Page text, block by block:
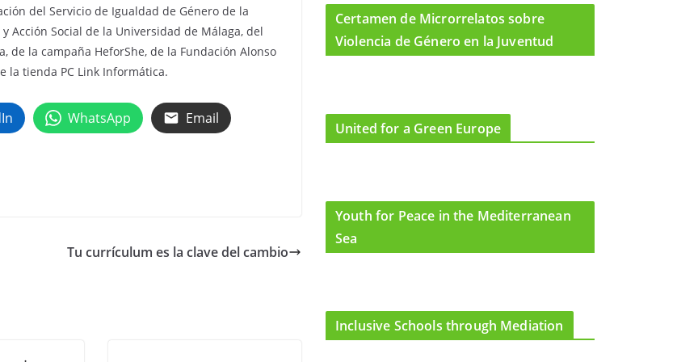
del Servicio de Igualdad de Género de la
Acción Social de la Universidad de Málaga, del
de la campaña HeforShe, de la Fundación Alonso
la tienda PC Link Informática.
WhatsApp Email
Tu currículum es la clave del cambio
Certamen de Microrrelatos sobre
Violencia de Género en la Juventud
United for a Green Europe
Youth for Peace in the Mediterranean
Sea
Inclusive Schools through Mediation